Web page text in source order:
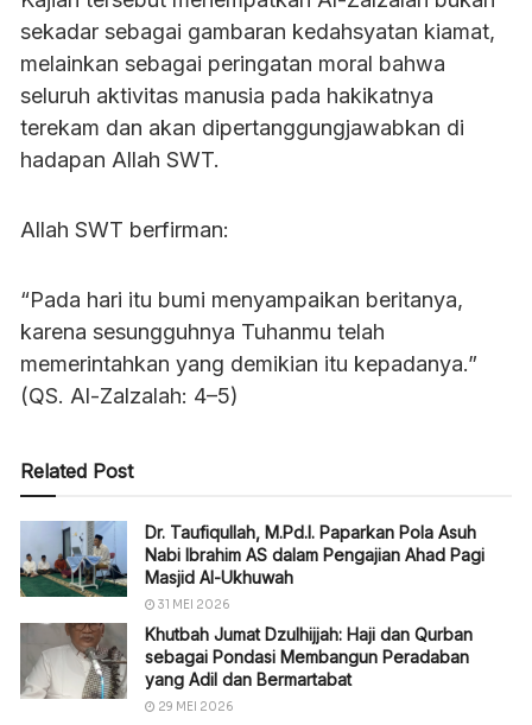
sekadar sebagai gambaran kedahsyatan kiamat,
melainkan sebagai peringatan moral bahwa
seluruh aktivitas manusia pada hakikatnya
terekam dan akan dipertanggungjawabkan di
hadapan Allah SWT.
Allah SWT berfirman:
“Pada hari itu bumi menyampaikan beritanya,
karena sesungguhnya Tuhanmu telah
memerintahkan yang demikian itu kepadanya.”
(QS. Al-Zalzalah: 4–5)
Related Post
Dr. Taufiqullah, M.Pd.I. Paparkan Pola Asuh
Nabi Ibrahim AS dalam Pengajian Ahad Pagi
Masjid Al-Ukhuwah
31 MEI 2026
Khutbah Jumat Dzulhijjah: Haji dan Qurban
sebagai Pondasi Membangun Peradaban
yang Adil dan Bermartabat
29 MEI 2026